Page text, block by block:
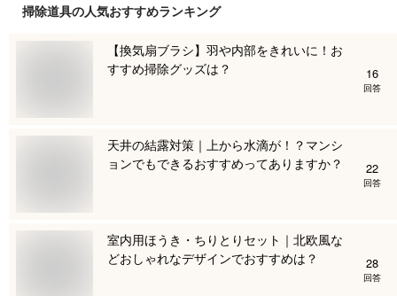
掃除道具の人気おすすめランキング
【換気扇ブラシ】羽や内部をきれいに！お
すすめ掃除グッズは？
16
回答
天井の結露対策｜上から水滴が！？マンシ
ョンでもできるおすすめってありますか？
22
回答
室内用ほうき・ちりとりセット｜北欧風な
どおしゃれなデザインでおすすめは？
28
回答